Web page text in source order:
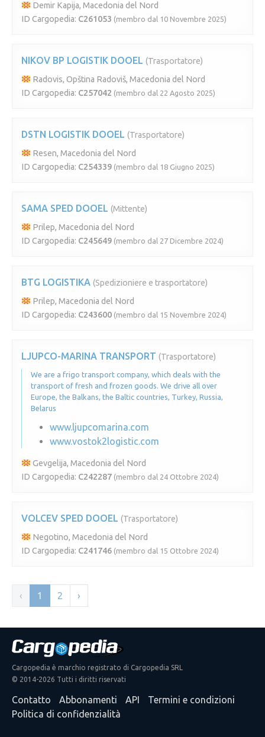
Demir Kapija, Macedonia del Nord
ID Cargopedia: C261053 (membro dal 10 Novembre 2025)
NIKOV BP LOGISTIK DOOEL (Trasportatore)
Radovis, Opština Radoviš, Macedonia del Nord
ID Cargopedia: C257042 (membro dal 22 Agosto 2025)
DSTN LOGISTIK DOOEL (Trasportatore)
Resen, Macedonia del Nord
ID Cargopedia: C254339 (membro dal 18 Giugno 2025)
SAMA SPED DOOEL (Mittente)
Prilep, Macedonia del Nord
ID Cargopedia: C245649 (membro dal 27 Dicembre 2024)
BTG LOGISTIKA (Spedizioniere e trasportatore)
Prilep, Macedonia del Nord
ID Cargopedia: C243600 (membro dal 15 Novembre 2024)
LJUPCO-MARINA TRANSPORT (Trasportatore)
We are a frigo transport company, which deals with the
transport of fresh and frozen goods. We drive all over
Europe, the Balkans, the Baltic countries, Turkey, Russia,
Belarus
www.ljupcomarina.com
www.vostok2logistic.com
Gevgelija, Macedonia del Nord
ID Cargopedia: C242287 (membro dal 24 Ottobre 2024)
VOLCEV SPED DOOEL (Trasportatore)
Negotino, Macedonia del Nord
ID Cargopedia: C241746 (membro dal 15 Ottobre 2024)
‹ 1 2 ›
Cargopedia è marchio registrato di Cargopedia SRL
© 2014-2026 Tutti i diritti riservati
Contatto Abbonamenti API
Termini e condizioni
Politica di confidenzialità